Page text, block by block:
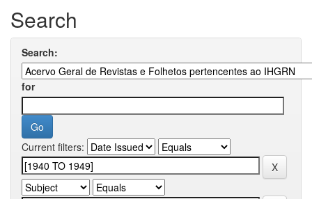
Search
Search:
for
Current filters: